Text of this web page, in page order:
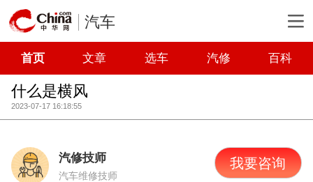
汽车
首页 文章 选车 汽修 百科
什么是横风
2023-07-17 16:18:55
汽修技师
汽车维修技师
我要咨询